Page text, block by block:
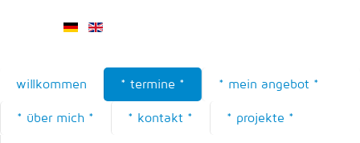
willkommen * termine * * mein angebot *
* über mich * * kontakt * * projekte *